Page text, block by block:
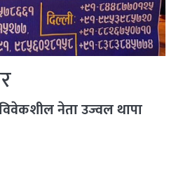
नेता उज्वल थापा